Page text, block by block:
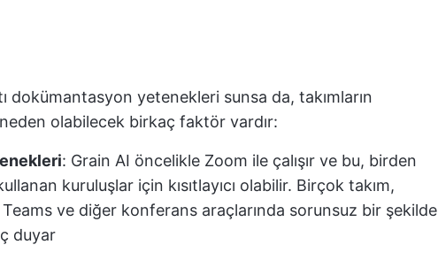
dokümantasyon yetenekleri sunsa da, takımların
olabilecek birkaç faktör vardır:
: Grain AI öncelikle Zoom ile çalışır ve bu, birden
kuruluşlar için kısıtlayıcı olabilir. Birçok takım,
ve diğer konferans araçlarında sorunsuz bir şekilde
duyar